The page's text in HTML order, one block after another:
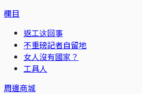
欄目
返工这回事
不重磅記者自留地
女人沒有國家？
工具人
周邊商城